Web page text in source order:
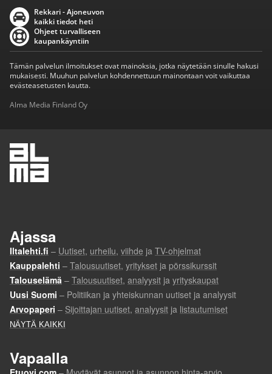
Rekkari - Ajoneuvon
kaikki tiedot heti
Ohjeet turvalliseen
kaupankäyntiin
Tämän palvelun ilmoitukset ovat mainoksia, jotka näytetään sinulle hakusi
mukaisesti. Muuhun palvelun kohdennettuun mainontaan voit vaikuttaa
evästeasetusten kautta.
Alma Media Finland Oy